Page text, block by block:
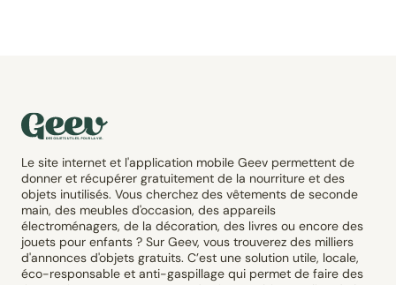
Le site internet et l'application mobile Geev permettent de
donner et récupérer gratuitement de la nourriture et des
objets inutilisés. Vous cherchez des vêtements de seconde
main, des meubles d'occasion, des appareils
électroménagers, de la décoration, des livres ou encore des
jouets pour enfants ? Sur Geev, vous trouverez des milliers
d'annonces d'objets gratuits. C’est une solution utile, locale,
éco-responsable et anti-gaspillage qui permet de faire des